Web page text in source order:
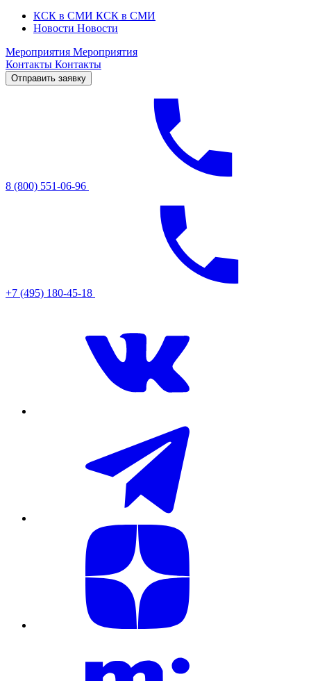
КСК в СМИ КСК в СМИ
Новости Новости
Мероприятия Мероприятия
Контакты Контакты
Отправить заявку
8 (800) 551-06-96
+7 (495) 180-45-18